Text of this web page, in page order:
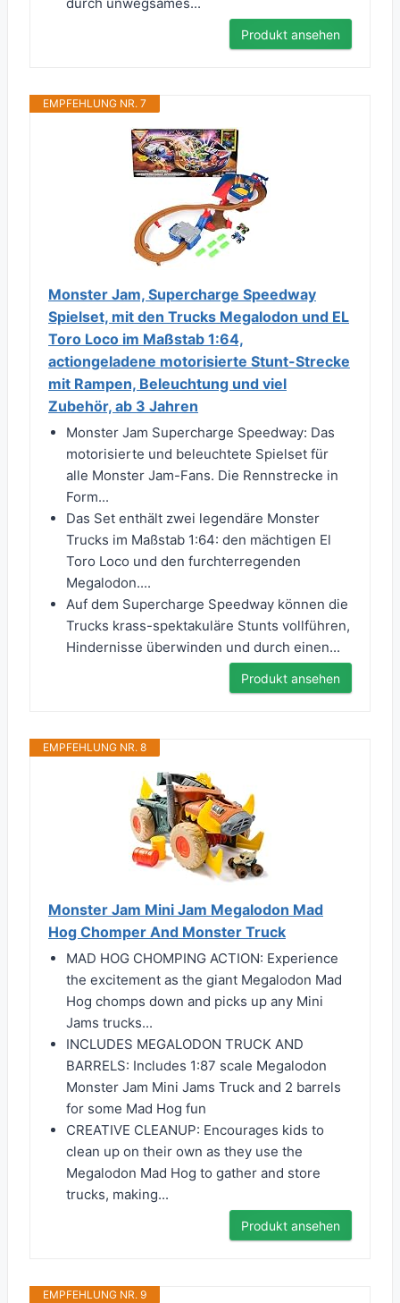
durch unwegsames...
Produkt ansehen
EMPFEHLUNG NR. 7
Monster Jam, Supercharge Speedway
Spielset, mit den Trucks Megalodon und EL
Toro Loco im Maßstab 1:64,
actiongeladene motorisierte Stunt-Strecke
mit Rampen, Beleuchtung und viel
Zubehör, ab 3 Jahren
Monster Jam Supercharge Speedway: Das
motorisierte und beleuchtete Spielset für
alle Monster Jam-Fans. Die Rennstrecke in
Form...
Das Set enthält zwei legendäre Monster
Trucks im Maßstab 1:64: den mächtigen El
Toro Loco und den furchterregenden
Megalodon....
Auf dem Supercharge Speedway können die
Trucks krass-spektakuläre Stunts vollführen,
Hindernisse überwinden und durch einen...
Produkt ansehen
EMPFEHLUNG NR. 8
Monster Jam Mini Jam Megalodon Mad
Hog Chomper And Monster Truck
MAD HOG CHOMPING ACTION: Experience
the excitement as the giant Megalodon Mad
Hog chomps down and picks up any Mini
Jams trucks...
INCLUDES MEGALODON TRUCK AND
BARRELS: Includes 1:87 scale Megalodon
Monster Jam Mini Jams Truck and 2 barrels
for some Mad Hog fun
CREATIVE CLEANUP: Encourages kids to
clean up on their own as they use the
Megalodon Mad Hog to gather and store
trucks, making...
Produkt ansehen
EMPFEHLUNG NR. 9